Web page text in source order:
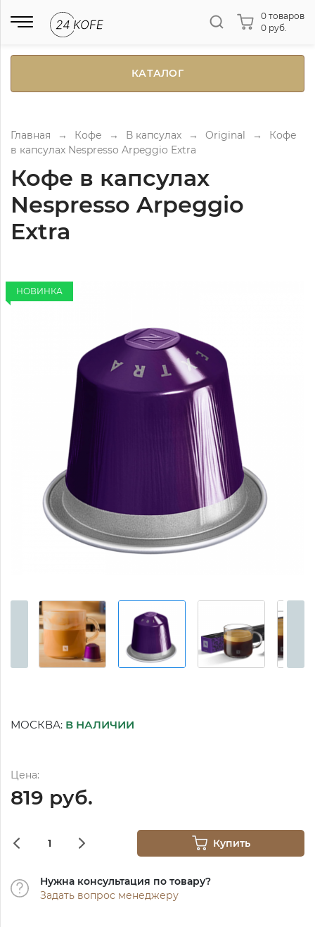
0 товаров
0 руб.
КАТАЛОГ
Главная → Кофе → В капсулах → Original →
Кофе
в капсулах Nespresso Arpeggio Extra
Кофе в капсулах
Nespresso Arpeggio
Extra
НОВИНКА
МОСКВА: В НАЛИЧИИ
Цена:
819 руб.
Купить
Нужна консультация по товару?
Задать вопрос менеджеру